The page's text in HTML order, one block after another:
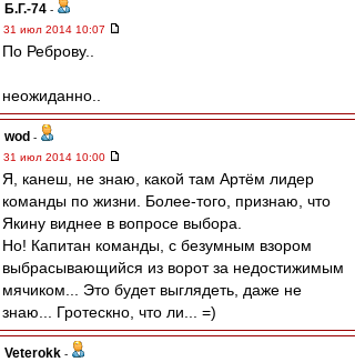
Б.Г.-74 -
31 июл 2014 10:07
По Реброву..
неожиданно..
wod -
31 июл 2014 10:00
Я, канеш, не знаю, какой там Артём лидер
команды по жизни. Более-того, признаю, что
Якину виднее в вопросе выбора.
Но! Капитан команды, с безумным взором
выбрасывающийся из ворот за недостижимым
мячиком... Это будет выглядеть, даже не
знаю... Гротескно, что ли... =)
Veterokk -